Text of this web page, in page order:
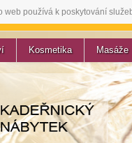
web používá k poskytování
Kosmetika Masáže